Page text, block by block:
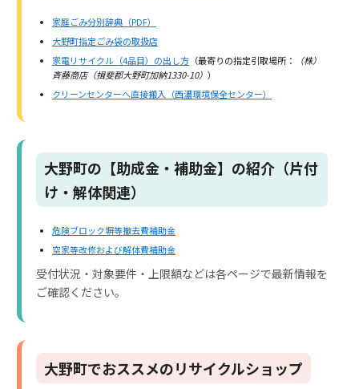
家庭ごみ分別辞典（PDF）
大野町指定ごみ袋の取扱店
家電リサイクル（4品目）の出し方 （最寄りの指定引取場所：
（株）
斉藤商店（揖斐郡大野町加納1330-10） ）
クリーンセンターへ直接搬入（西濃環境保全センター）
大野町の【助成金・補助金】の紹介（片付
け・解体関連）
危険ブロック塀等撤去費補助金
空家等改修および解体費補助金
受付状況・対象要件・上限額などは各ページで最新情報を
ご確認ください。
大野町でおススメのリサイクルショップ